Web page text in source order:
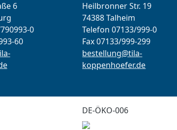
6
0
60
Heilbronner Str. 19
74388 Talheim
Telefon 07133/999-0
Fax 07133/999-299
bestellung@tila-
koppenhoefer.de
DE-ÖKO-006